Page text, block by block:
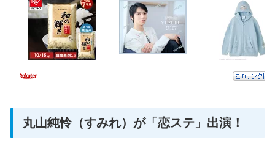
丸山純怜（すみれ）が「恋ステ」出演！